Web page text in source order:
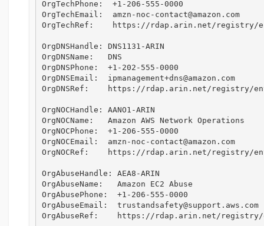
OrgTechPhone:  +1-206-555-0000
OrgTechEmail:  amzn-noc-contact@amazon.com
OrgTechRef:    https://rdap.arin.net/registry/
OrgDNSHandle: DNS1131-ARIN
OrgDNSName:   DNS
OrgDNSPhone:  +1-202-555-0000
OrgDNSEmail:  ipmanagement+dns@amazon.com
OrgDNSRef:    https://rdap.arin.net/registry/
OrgNOCHandle: AANO1-ARIN
OrgNOCName:   Amazon AWS Network Operations
OrgNOCPhone:  +1-206-555-0000
OrgNOCEmail:  amzn-noc-contact@amazon.com
OrgNOCRef:    https://rdap.arin.net/registry/
OrgAbuseHandle: AEA8-ARIN
OrgAbuseName:   Amazon EC2 Abuse
OrgAbusePhone:  +1-206-555-0000
OrgAbuseEmail:  trustandsafety@support.aws.com
OrgAbuseRef:    https://rdap.arin.net/registry/